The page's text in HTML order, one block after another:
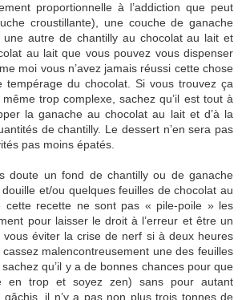
proportionnelle à l’addiction que peut
croustillante), une couche de ganache
autre de chantilly au chocolat au lait et
au lait que vous pouvez vous dispenser
moi vous n’avez jamais réussi cette chose
tempérage du chocolat. Si vous trouvez ça
trop complexe, sachez qu’il est tout à
la ganache au chocolat au lait et d’à la
de chantilly. Le dessert n’en sera pas
pas moins épatés.
doute un fond de chantilly ou de ganache
et/ou quelques feuilles de chocolat au
cette recette ne sont pas « pile-poile » les
pour laisser le droit à l’erreur et être un
vous éviter la crise de nerf si à deux heures
malencontreusement une des feuilles
qu’il y a de bonnes chances pour que
en trop et soyez zen) sans pour autant
il n’y a pas non plus trois tonnes de